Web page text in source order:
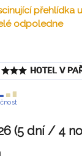
přehlídka
odpoledne
HOTEL V
(5 dní / 4